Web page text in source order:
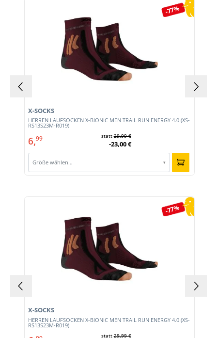
-77%
HERREN LAUFSOCKEN X-BIONIC MEN TRAIL RUN ENERGY 4.0 (XS-
RS13S23M-R019)
X-SOCKS
6,99 statt29,99 €
-23,00 €
Größe wählen… ▾
-77%
HERREN LAUFSOCKEN X-BIONIC MEN TRAIL RUN ENERGY 4.0 (XS-
RS13S23M-R019)
X-SOCKS
statt29,99 €